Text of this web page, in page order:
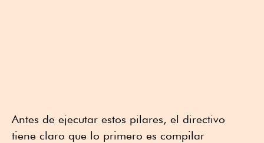
Antes de ejecutar estos pilares, el directivo
tiene claro que lo primero es compilar